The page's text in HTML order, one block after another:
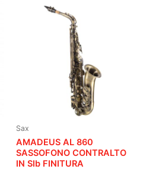
Sax
AMADEUS AL 860
SASSOFONO CONTRALTO
IN SIb FINITURA